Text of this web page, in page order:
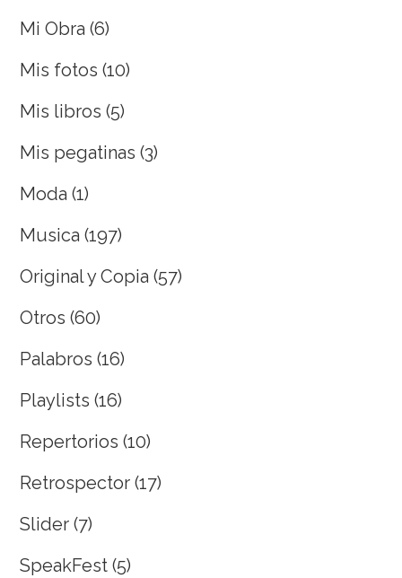
Mi Obra (6)
Mis fotos (10)
Mis libros (5)
Mis pegatinas (3)
Moda (1)
Musica (197)
Original y Copia (57)
Otros (60)
Palabros (16)
Playlists (16)
Repertorios (10)
Retrospector (17)
Slider (7)
SpeakFest (5)